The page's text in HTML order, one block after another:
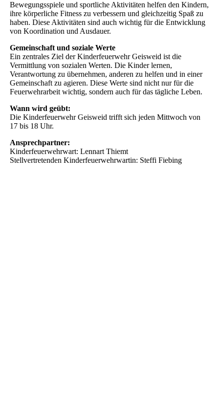
Bewegungsspiele und sportliche Aktivitäten helfen den Kindern,
ihre körperliche Fitness zu verbessern und gleichzeitig Spaß zu
haben. Diese Aktivitäten sind auch wichtig für die Entwicklung
von Koordination und Ausdauer.
Gemeinschaft und soziale Werte
Ein zentrales Ziel der Kinderfeuerwehr Geisweid ist die
Vermittlung von sozialen Werten. Die Kinder lernen,
Verantwortung zu übernehmen, anderen zu helfen und in einer
Gemeinschaft zu agieren. Diese Werte sind nicht nur für die
Feuerwehrarbeit wichtig, sondern auch für das tägliche Leben.
Wann wird geübt:
Die Kinderfeuerwehr Geisweid trifft sich jeden Mittwoch von
17 bis 18 Uhr.
Ansprechpartner:
Kinderfeuerwehrwart: Lennart Thiemt
Stellvertretenden Kinderfeuerwehrwartin: Steffi Fiebing